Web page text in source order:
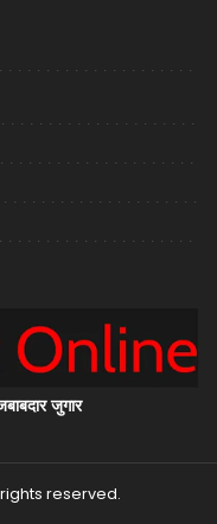
जुगार
reserved.